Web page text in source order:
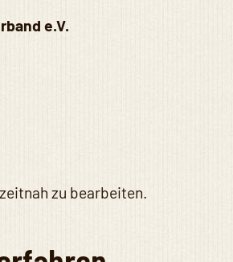
e.V.
zu bearbeiten.